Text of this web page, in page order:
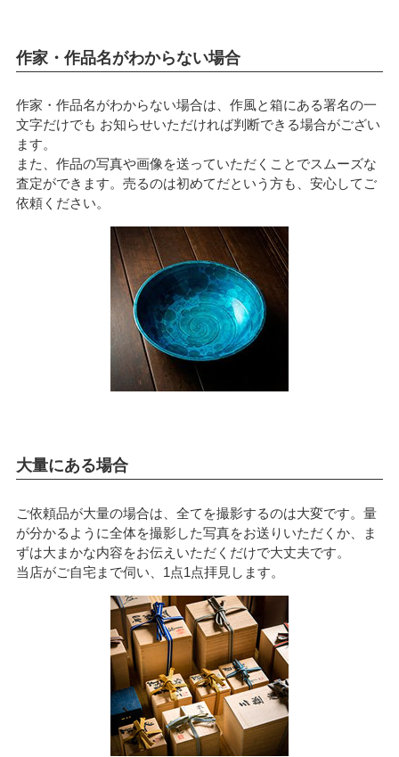
作家・作品名がわからない場合
作家・作品名がわからない場合は、作風と箱にある署名の一
文字だけでも お知らせいただければ判断できる場合がござい
ます。
また、作品の写真や画像を送っていただくことでスムーズな
査定ができます。売るのは初めてだという方も、安心してご
依頼ください。
大量にある場合
ご依頼品が大量の場合は、全てを撮影するのは大変です。量
が分かるように全体を撮影した写真をお送りいただくか、ま
ずは大まかな内容をお伝えいただくだけで大丈夫です。
当店がご自宅まで伺い、1点1点拝見します。